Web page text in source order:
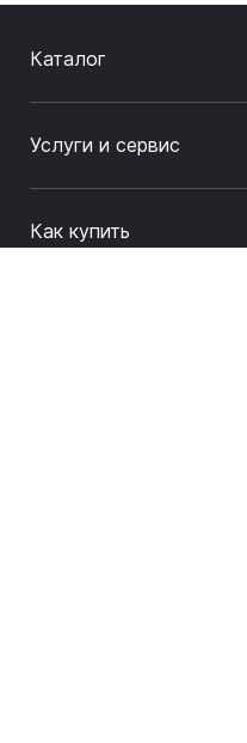
Каталог
Услуги и сервис
Как купить